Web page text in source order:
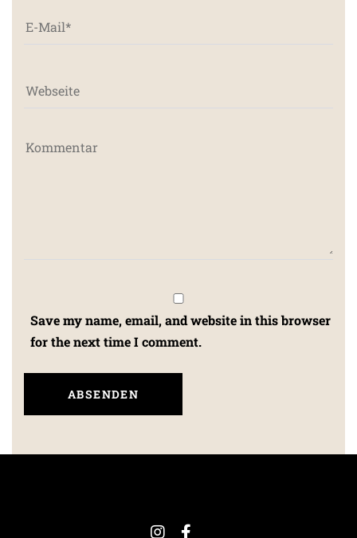
Save my name, email, and website in this browser
for the next time I comment.